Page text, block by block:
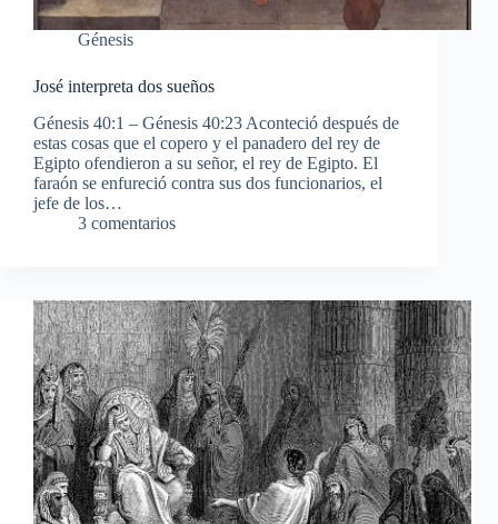
Génesis
José interpreta dos sueños
Génesis 40:1 – Génesis 40:23 Aconteció después de
estas cosas que el copero y el panadero del rey de
Egipto ofendieron a su señor, el rey de Egipto. El
faraón se enfureció contra sus dos funcionarios, el
jefe de los…
3 comentarios